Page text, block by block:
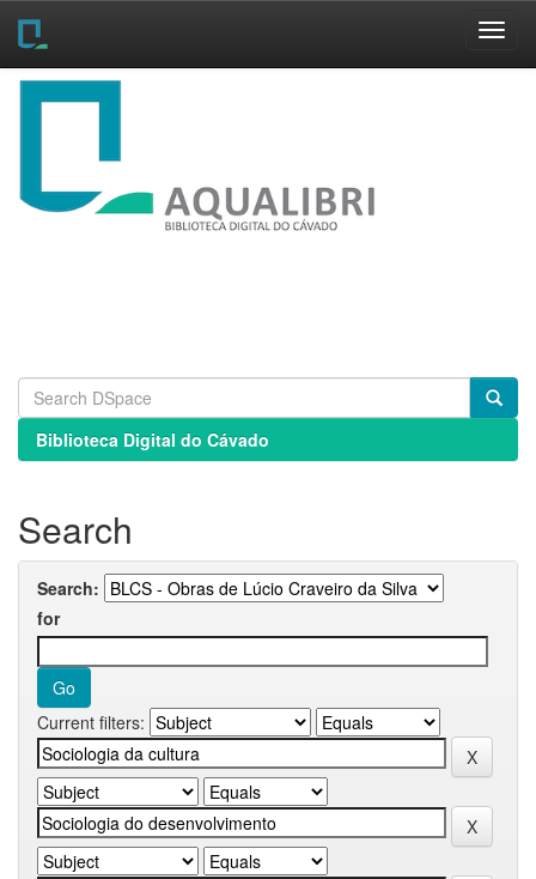
Skip
Biblioteca Digital do Cávado
Search
Search:
for
Current filters: